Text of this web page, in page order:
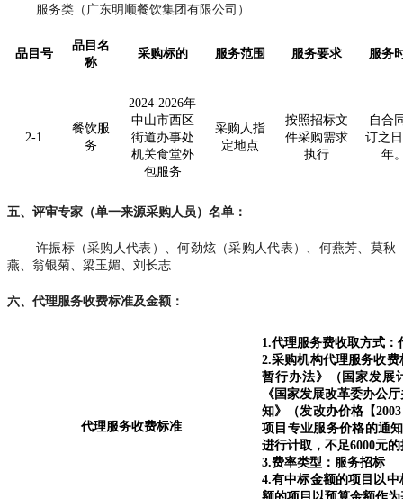
服务类（广东明顺餐饮集团有限公司）
品目号
品目名
称
采购标的 服务范围 服务要求 服务
2-1
餐饮服
务
2024-2026年
中山市西区
街道办事处
机关食堂外
包服务
采购人指
定地点
按照招标文
件采购需求
执行
自合
订之
年
五、评审专家（单一来源采购人员）名单：
许振标（采购人代表）、何劲炫（采购人代表）、何燕芳、莫秋
燕、翁银菊、梁玉媚、刘长志
六、代理服务收费标准及金额：
代理服务收费标准
1.代理服务费收取方式
2.采购机构代理服务收
暂行办法》（国家发展
《国家发展改革委办公
知》（发改办价格【
项目专业服务价格的通
进行计取，不足6000元
3.费率类型：服务招标
4.有中标金额的项目以